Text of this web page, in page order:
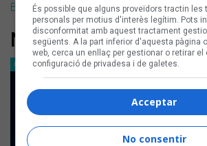
Bad Gyal,Maragda Muntané
Notícia relacionada
CRÒNIQUES
És possible que alguns proveïdors tractin les
personals per motius d'interès legítim. Pots
disconformitat amb aquest tractament
següents. A la part inferior d'aquesta pàgina
web, cerca un enllaç per gestionar o retirar
configuració de privadesa i de galetes.
Acceptar
No consentir